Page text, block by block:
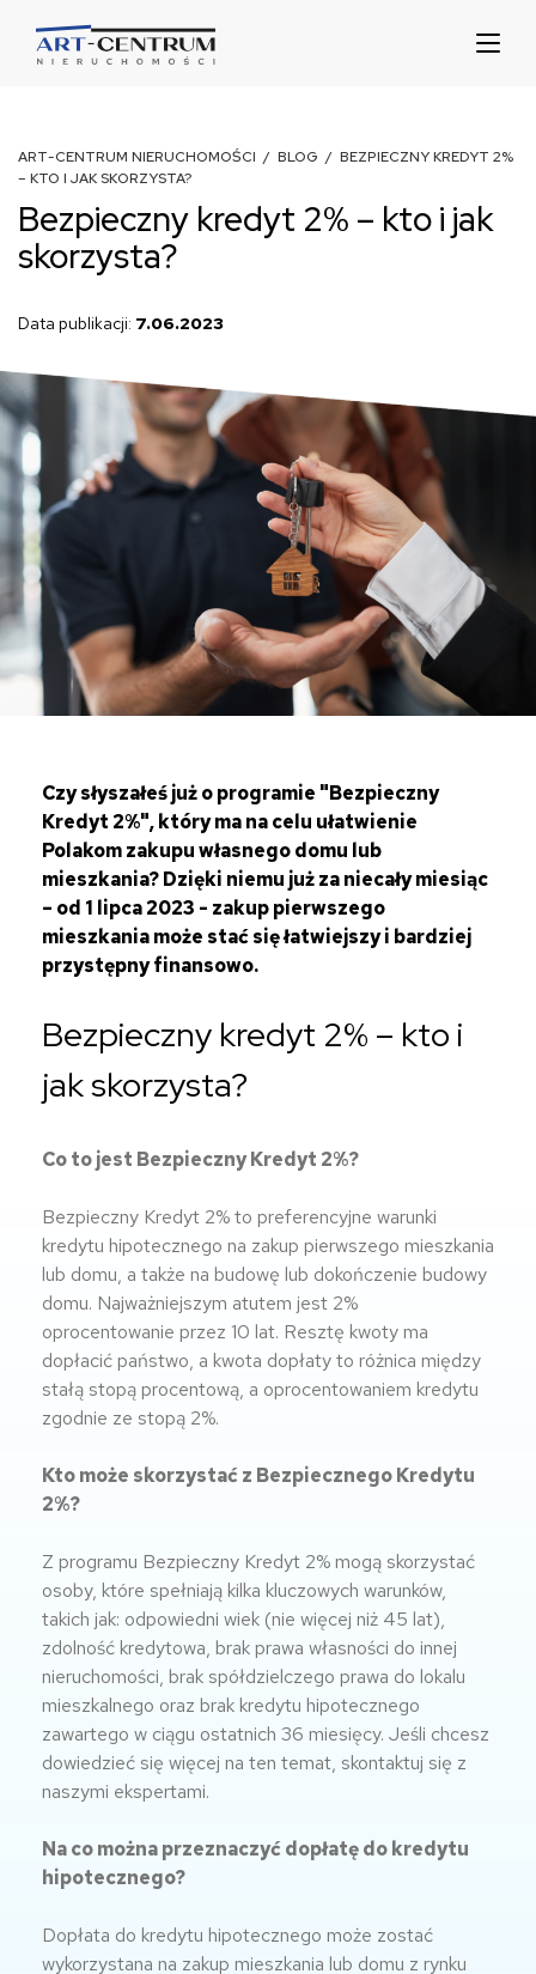
ART-CENTRUM NIERUCHOMOŚCI / BLOG / BEZPIECZNY KREDYT 2%
– KTO I JAK SKORZYSTA?
Bezpieczny kredyt 2% – kto i jak
skorzysta?
Data publikacji: 7.06.2023
Czy słyszałeś już o programie "Bezpieczny
Kredyt 2%", który ma na celu ułatwienie
Polakom zakupu własnego domu lub
mieszkania? Dzięki niemu już za niecały miesiąc
– od 1 lipca 2023 - zakup pierwszego
mieszkania może stać się łatwiejszy i bardziej
przystępny finansowo.
Bezpieczny kredyt 2% – kto i
jak skorzysta?
Co to jest Bezpieczny Kredyt 2%?
Bezpieczny Kredyt 2% to preferencyjne warunki
kredytu hipotecznego na zakup pierwszego mieszkania
lub domu, a także na budowę lub dokończenie budowy
domu. Najważniejszym atutem jest 2%
oprocentowanie przez 10 lat. Resztę kwoty ma
dopłacić państwo, a kwota dopłaty to różnica między
stałą stopą procentową, a oprocentowaniem kredytu
zgodnie ze stopą 2%.
Kto może skorzystać z Bezpiecznego Kredytu
2%?
Z programu Bezpieczny Kredyt 2% mogą skorzystać
osoby, które spełniają kilka kluczowych warunków,
takich jak: odpowiedni wiek (nie więcej niż 45 lat),
zdolność kredytowa, brak prawa własności do innej
nieruchomości, brak spółdzielczego prawa do lokalu
mieszkalnego oraz brak kredytu hipotecznego
zawartego w ciągu ostatnich 36 miesięcy. Jeśli chcesz
dowiedzieć się więcej na ten temat, skontaktuj się z
naszymi ekspertami.
Na co można przeznaczyć dopłatę do kredytu
hipotecznego?
Dopłata do kredytu hipotecznego może zostać
wykorzystana na zakup mieszkania lub domu z rynku